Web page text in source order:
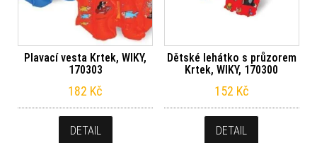
Plavací vesta Krtek, WIKY,
170303
182 Kč
DETAIL
Dětské lehátko s průzorem
Krtek, WIKY, 170300
152 Kč
DETAIL